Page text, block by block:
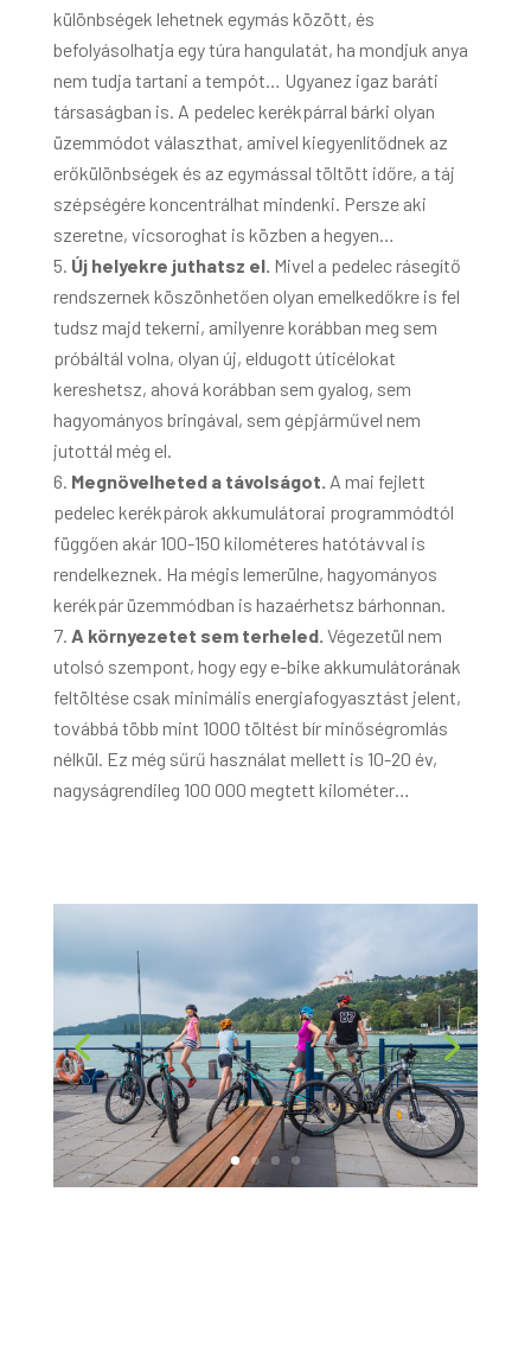
különbségek lehetnek egymás között, és
befolyásolhatja egy túra hangulatát, ha mondjuk anya
nem tudja tartani a tempót… Ugyanez igaz baráti
társaságban is. A pedelec kerékpárral bárki olyan
üzemmódot választhat, amivel kiegyenlítődnek az
erőkülönbségek és az egymással töltött időre, a táj
szépségére koncentrálhat mindenki. Persze aki
szeretne, vicsoroghat is közben a hegyen…
Új helyekre juthatsz el. Mivel a pedelec rásegítő
rendszernek köszönhetően olyan emelkedőkre is fel
tudsz majd tekerni, amilyenre korábban meg sem
próbáltál volna, olyan új, eldugott úticélokat
kereshetsz, ahová korábban sem gyalog, sem
hagyományos bringával, sem gépjárművel nem
jutottál még el.
Megnövelheted a távolságot. A mai fejlett
pedelec kerékpárok akkumulátorai programmódtól
függően akár 100-150 kilométeres hatótávval is
rendelkeznek. Ha mégis lemerülne, hagyományos
kerékpár üzemmódban is hazaérhetsz bárhonnan.
A környezetet sem terheled. Végezetül nem
utolsó szempont, hogy egy e-bike akkumulátorának
feltöltése csak minimális energiafogyasztást jelent,
továbbá több mint 1000 töltést bír minőségromlás
nélkül. Ez még sűrű használat mellett is 10-20 év,
nagyságrendileg 100 000 megtett kilométer…